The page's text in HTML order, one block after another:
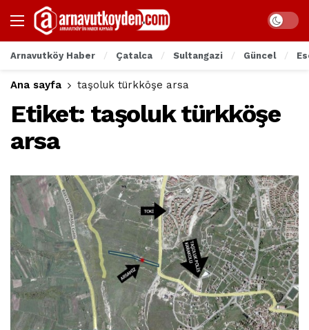
Arnavutköy Haber Çatalca Sultangazi Güncel
Ana sayfa taşoluk türkköşe arsa
Etiket: taşoluk türkköşe
arsa